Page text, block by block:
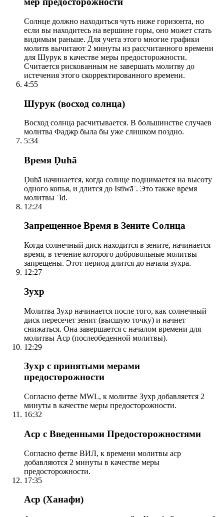
Солнце должно находиться чуть ниже горизонта, но
если вы находитесь на вершине горы, оно может стать
видимым раньше. Для учета этого многие графики
молитв вычитают 2 минуты из рассчитанного времени
для Шурук в качестве меры предосторожности.
Считается рискованным не завершать молитву до
истечения этого скорректированного времени.
4:55
Шурук (восход солнца)
Восход солнца расчитывается. В большинстве случаев
молитва Фаджр была бы уже слишком поздно.
5:34
Время Ḍuhā
Ḍuhā начинается, когда солнце поднимается на высоту
одного копья, и длится до Istiwāʾ. Это также время
молитвы ʿĪd.
12:24
Запрещенное Время в Зените Солнца
Когда солнечный диск находится в зените, начинается
время, в течение которого добровольные молитвы
запрещены. Этот период длится до начала зухра.
12:27
Зухр
Молитва Зухр начинается после того, как солнечный
диск пересечет зенит (высшую точку) и начнет
снижаться. Она завершается с началом времени для
молитвы Аср (послеобеденной молитвы).
12:29
Зухр с принятыми мерами
предосторожности
Согласно фетве MWL, к молитве Зухр добавляется 2
минуты в качестве меры предосторожности.
16:32
Аср с Введенными Предосторожностями
Согласно фетве ВИЛ, к времени молитвы аср
добавляются 2 минуты в качестве меры
предосторожности.
17:35
Аср (Ханафи)